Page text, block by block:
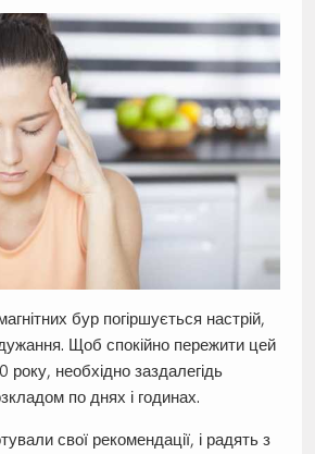
бур погіршується настрій,
Щоб спокійно пережити цей
року, необхідно заздалегідь
по днях і годинах.
свої рекомендації, і радять з